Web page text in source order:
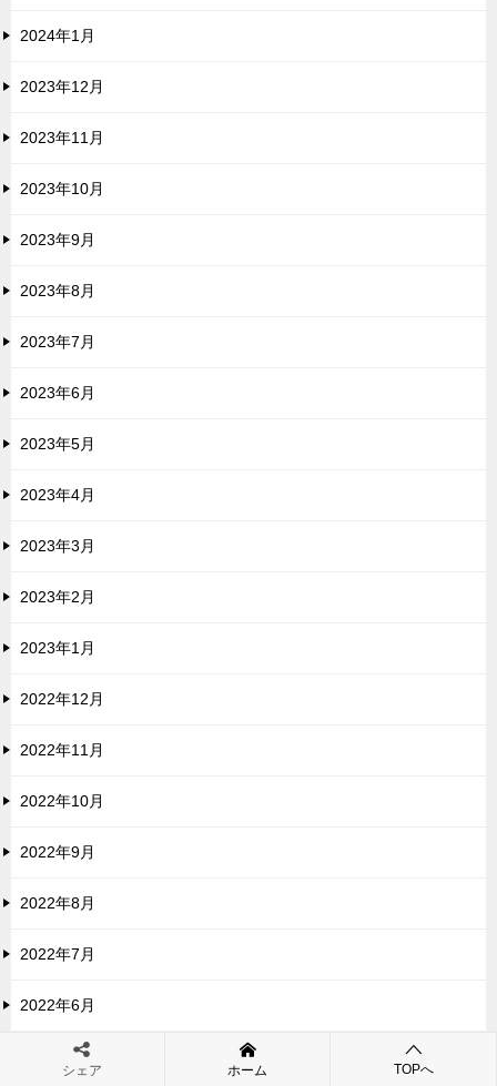
2024年1月
2023年12月
2023年11月
2023年10月
2023年9月
2023年8月
2023年7月
2023年6月
2023年5月
2023年4月
2023年3月
2023年2月
2023年1月
2022年12月
2022年11月
2022年10月
2022年9月
2022年8月
2022年7月
2022年6月
2022年5月
シェア ホーム TOPへ